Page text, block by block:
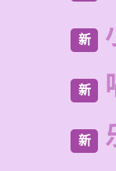
新
新
新